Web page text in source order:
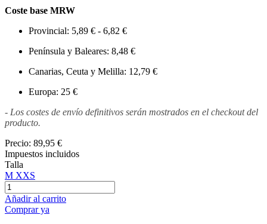
Coste base MRW
Provincial: 5,89 € - 6,82 €
Península y Baleares: 8,48 €
Canarias, Ceuta y Melilla: 12,79 €
Europa: 25 €
- Los costes de envío definitivos serán mostrados en el checkout del
producto.
Precio: 89,95 €
Impuestos incluidos
Talla
M XXS
Añadir al carrito
Comprar ya